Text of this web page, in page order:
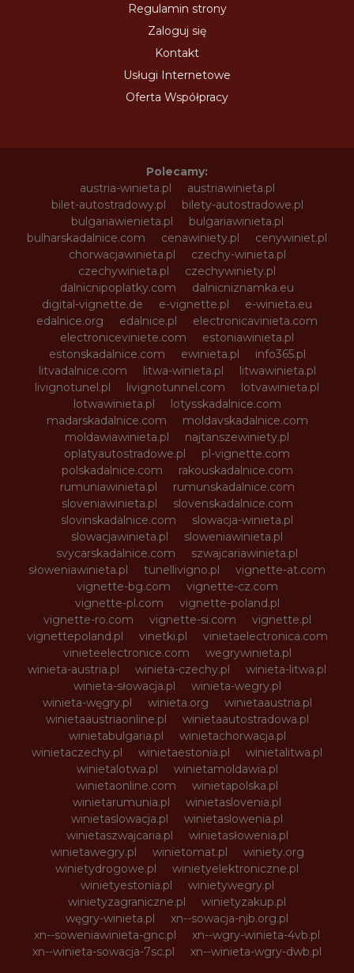
Regulamin strony
Zaloguj się
Kontakt
Usługi Internetowe
Oferta Współpracy
Polecamy:
austria-winieta.pl
austriawinieta.pl
bilet-autostradowy.pl
bilety-autostradowe.pl
bulgariawienieta.pl
bulgariawinieta.pl
bulharskadalnice.com
cenawiniety.pl
cenywiniet.pl
chorwacjawinieta.pl
czechy-winieta.pl
czechywinieta.pl
czechywiniety.pl
dalnicnipoplatky.com
dalnicniznamka.eu
digital-vignette.de
e-vignette.pl
e-winieta.eu
edalnice.org
edalnice.pl
electronicavinieta.com
electroniceviniete.com
estoniawinieta.pl
estonskadalnice.com
ewinieta.pl
info365.pl
litvadalnice.com
litwa-winieta.pl
litwawinieta.pl
livignotunel.pl
livignotunnel.com
lotvawinieta.pl
lotwawinieta.pl
lotysskadalnice.com
madarskadalnice.com
moldavskadalnice.com
moldawiawinieta.pl
najtanszewiniety.pl
oplatyautostradowe.pl
pl-vignette.com
polskadalnice.com
rakouskadalnice.com
rumuniawinieta.pl
rumunskadalnice.com
sloveniawinieta.pl
slovenskadalnice.com
slovinskadalnice.com
slowacja-winieta.pl
slowacjawinieta.pl
sloweniawinieta.pl
svycarskadalnice.com
szwajcariawinieta.pl
słoweniawinieta.pl
tunellivigno.pl
vignette-at.com
vignette-bg.com
vignette-cz.com
vignette-pl.com
vignette-poland.pl
vignette-ro.com
vignette-si.com
vignette.pl
vignettepoland.pl
vinetki.pl
vinietaelectronica.com
vinieteelectronice.com
wegrywinieta.pl
winieta-austria.pl
winieta-czechy.pl
winieta-litwa.pl
winieta-słowacja.pl
winieta-wegry.pl
winieta-węgry.pl
winieta.org
winietaaustria.pl
winietaaustriaonline.pl
winietaautostradowa.pl
winietabulgaria.pl
winietachorwacja.pl
winietaczechy.pl
winietaestonia.pl
winietalitwa.pl
winietalotwa.pl
winietamoldawia.pl
winietaonline.com
winietapolska.pl
winietarumunia.pl
winietaslovenia.pl
winietaslowacja.pl
winietaslowenia.pl
winietaszwajcaria.pl
winietasłowenia.pl
winietawegry.pl
winietomat.pl
winiety.org
winietydrogowe.pl
winietyelektroniczne.pl
winietyestonia.pl
winietywegry.pl
winietyzagraniczne.pl
winietyzakup.pl
węgry-winieta.pl
xn--sowacja-njb.org.pl
xn--soweniawinieta-gnc.pl
xn--wgry-winieta-4vb.pl
xn--winieta-sowacja-7sc.pl
xn--winieta-wgry-dwb.pl